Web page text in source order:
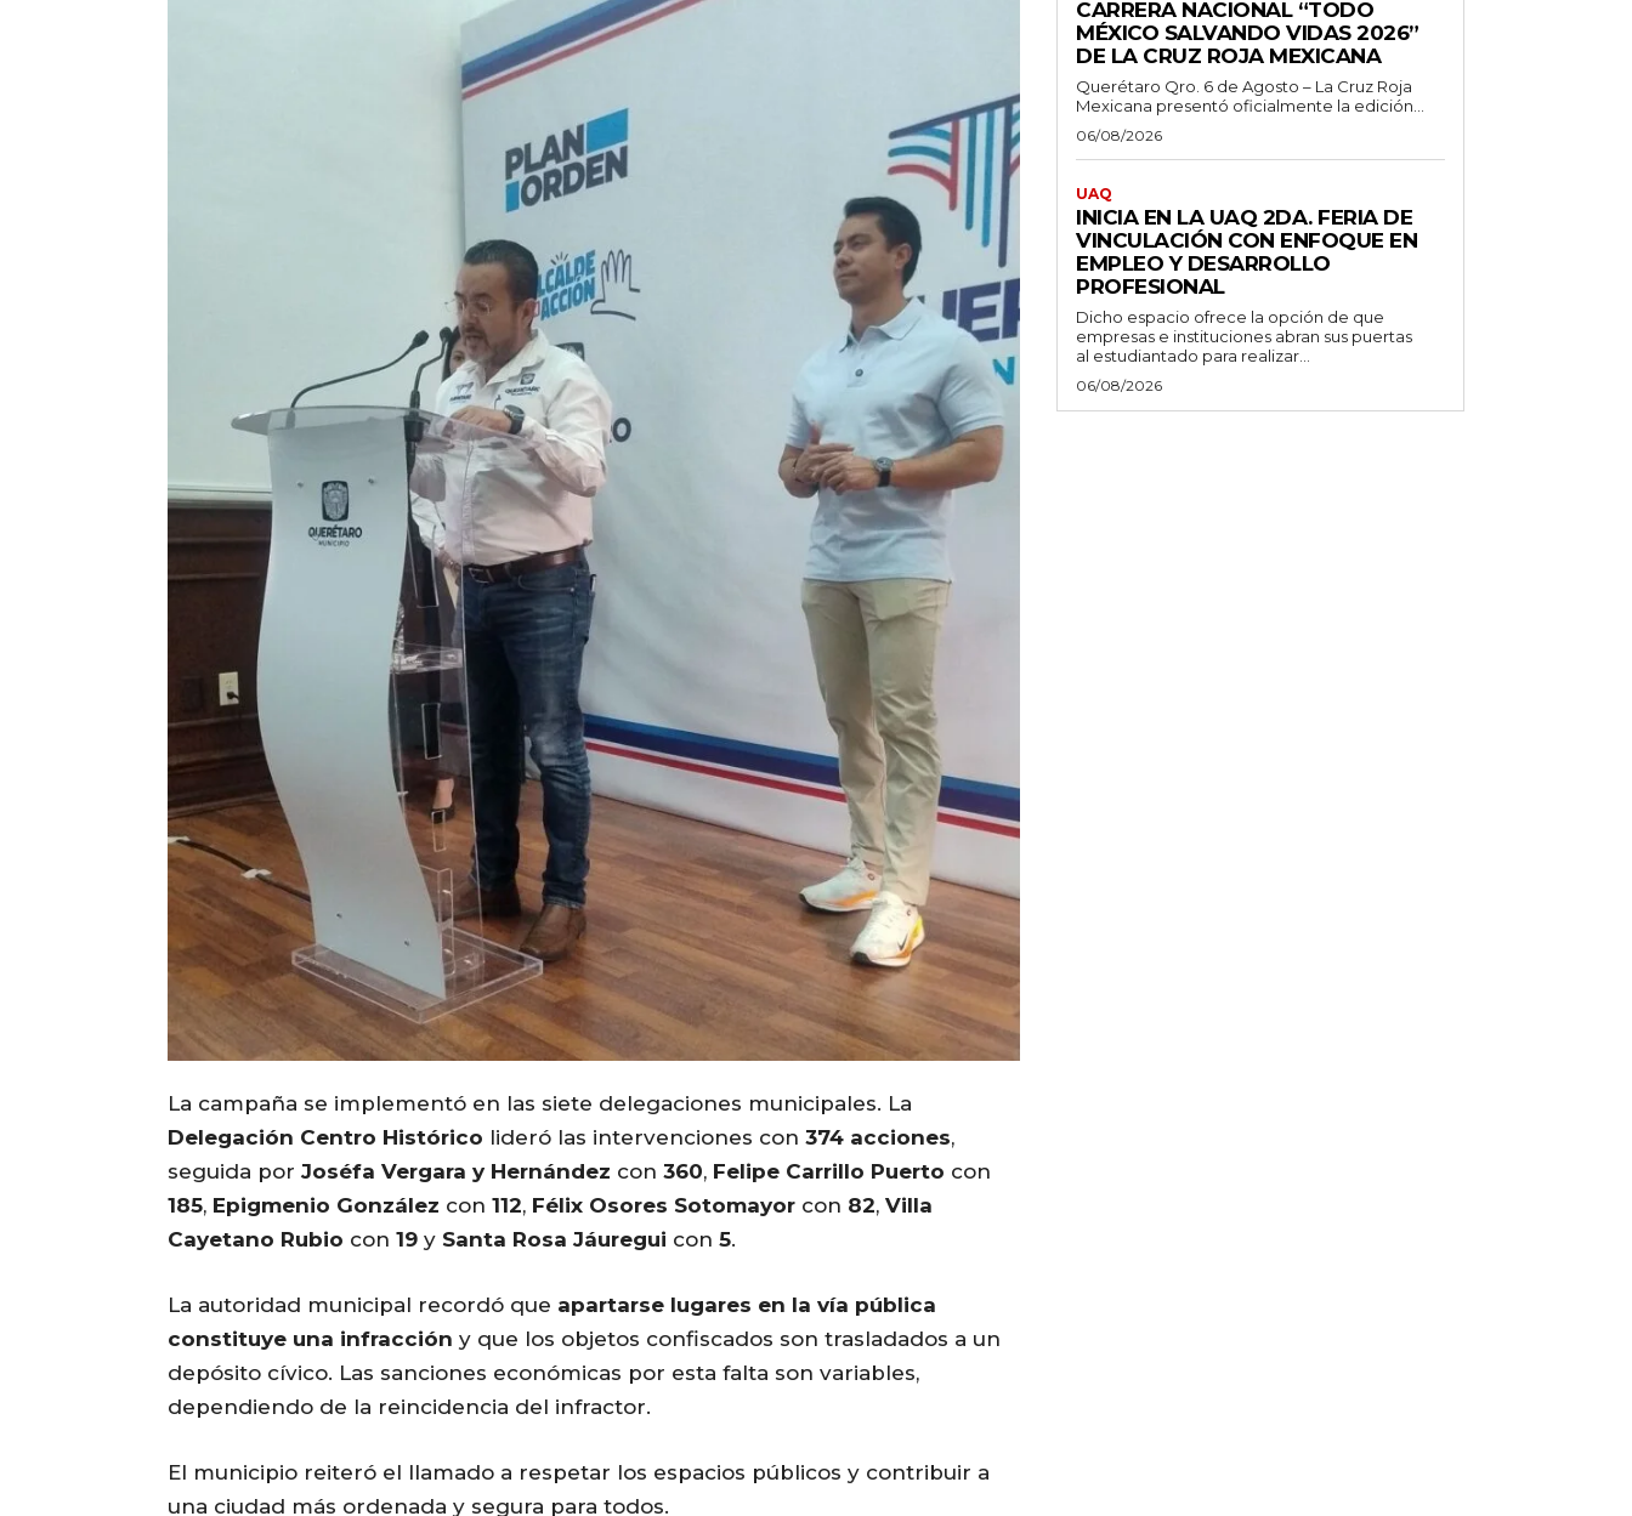
La campaña se implementó en las siete delegaciones municipales. La
Delegación Centro Histórico lideró las intervenciones con 374 acciones,
seguida por Joséfa Vergara y Hernández con 360, Felipe Carrillo Puerto con
185, Epigmenio González con 112, Félix Osores Sotomayor con 82, Villa
Cayetano Rubio con 19 y Santa Rosa Jáuregui con 5.
La autoridad municipal recordó que apartarse lugares en la vía pública
constituye una infracción y que los objetos confiscados son trasladados a un
depósito cívico. Las sanciones económicas por esta falta son variables,
dependiendo de la reincidencia del infractor.
El municipio reiteró el llamado a respetar los espacios públicos y contribuir a
una ciudad más ordenada y segura para todos.
CARRERA NACIONAL “TODO
MÉXICO SALVANDO VIDAS 2026”
DE LA CRUZ ROJA MEXICANA
Querétaro Qro. 6 de Agosto – La Cruz Roja
Mexicana presentó oficialmente la edición...
06/08/2026
UAQ
INICIA EN LA UAQ 2DA. FERIA DE
VINCULACIÓN CON ENFOQUE EN
EMPLEO Y DESARROLLO
PROFESIONAL
Dicho espacio ofrece la opción de que
empresas e instituciones abran sus puertas
al estudiantado para realizar...
06/08/2026